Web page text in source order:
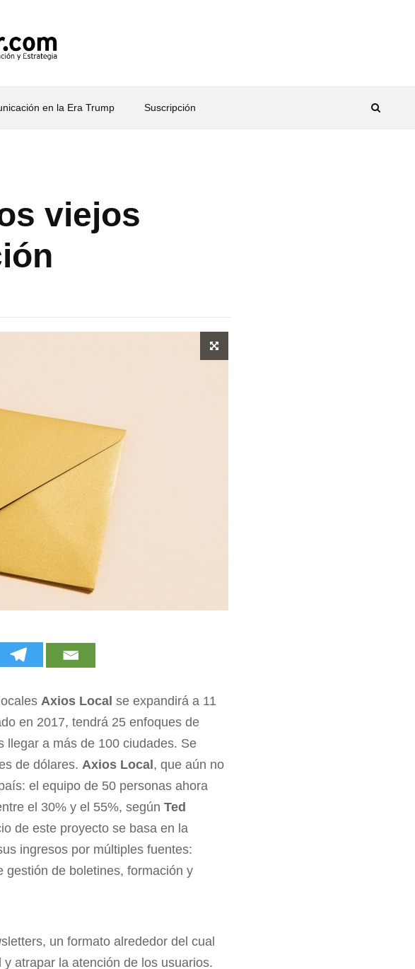
en la Era Trump Suscripción
viejos
Axios Local se expandirá a 11
en 2017, tendrá 25 enfoques de
llegar a más de 100 ciudades. Se
de dólares.Axios Local , que aún no
el equipo de 50 personas ahora
el 30% y el 55%, segúnTed
de este proyecto se basa en la
ingresos por múltiples fuentes:
gestión de boletines, formación y
un formato alrededor del cual
atrapar la atención de los usuarios.